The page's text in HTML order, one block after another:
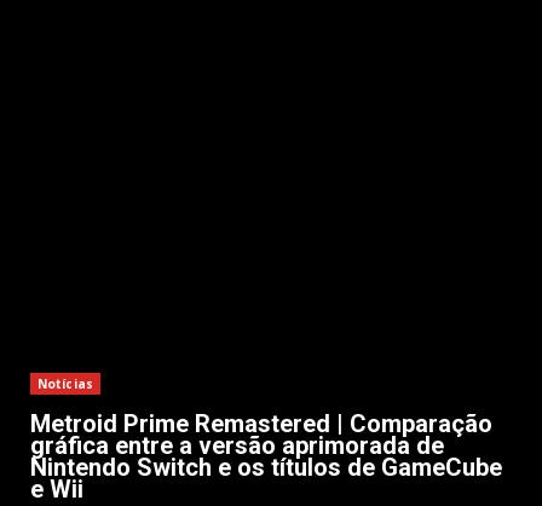
Notícias
Metroid Prime Remastered | Comparação
gráfica entre a versão aprimorada de
Nintendo Switch e os títulos de GameCube
e Wii